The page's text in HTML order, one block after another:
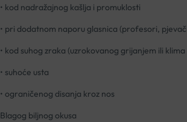
• kod nadražajnog kašlja i promuklosti
• pri dodatnom naporu glasnica (profesori,
• kod suhog zraka (uzrokovanog grijanjem ili
• suhoće usta
• ograničenog disanja kroz nos
Blagog biljnog okusa